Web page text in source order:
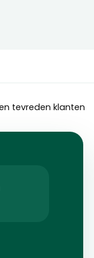
tevreden klanten